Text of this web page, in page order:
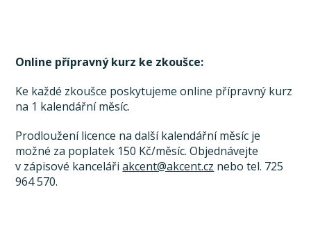
Online přípravný kurz ke zkoušce:
Ke každé zkoušce poskytujeme online přípravný kurz
na 1 kalendářní měsíc.
Prodloužení licence na další kalendářní měsíc je
možné za poplatek 150 Kč/měsíc. Objednávejte
v zápisové kancelářiakcent@akcent.cz nebo tel. 725
964 570.